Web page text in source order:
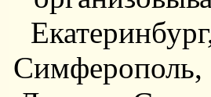
Симферополь,